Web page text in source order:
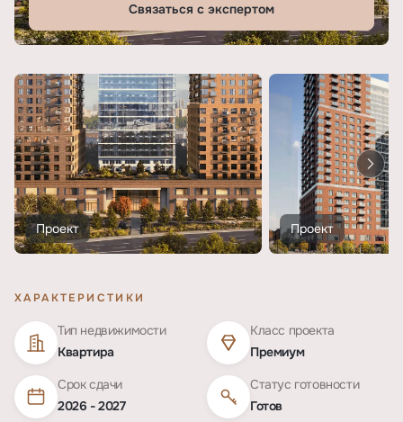
Связаться с экспертом
Проект Проект
ХАРАКТЕРИСТИКИ
Тип недвижимости
Квартира
Класс проекта
Премиум
Срок сдачи
2026 - 2027
Статус готовности
Готов